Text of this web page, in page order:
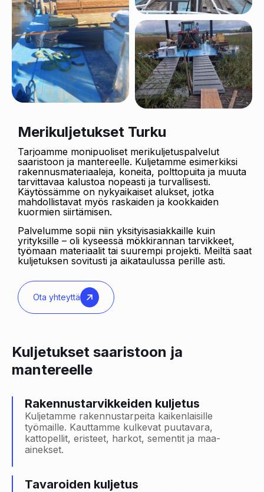
Merikuljetukset Turku
Tarjoamme monipuoliset merikuljetuspalvelut
saaristoon ja mantereelle. Kuljetamme esimerkiksi
rakennusmateriaaleja, koneita, polttopuita ja muuta
tarvittavaa kalustoa nopeasti ja turvallisesti.
Käytössämme on nykyaikaiset alukset, jotka
mahdollistavat myös raskaiden ja kookkaiden
kuormien siirtämisen.
Palvelumme sopii niin yksityisasiakkaille kuin
yrityksille – oli kyseessä mökkirannan tarvikkeet,
työmaan materiaalit tai suurempi projekti. Meiltä saat
kuljetuksen sovitusti ja aikataulussa perille asti.
Ota yhteyttä
Kuljetukset saaristoon ja
mantereelle
Rakennustarvikkeiden kuljetus
Kuljetamme rakennustarpeita kaikenlaisille
työmaille. Kauttamme kulkevat puutavara,
kattopellit, eristeet, harkot, sementit ja maa-
ainekset.
Tavaroiden kuljetus